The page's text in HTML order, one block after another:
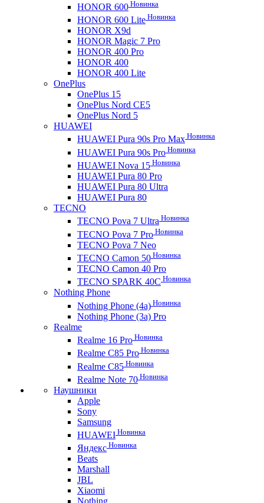
HONOR 600 Новинка
HONOR 600 Lite Новинка
HONOR X9d
HONOR Magic 7 Pro
HONOR 400 Pro
HONOR 400
HONOR 400 Lite
OnePlus
OnePlus 15
OnePlus Nord CE5
OnePlus Nord 5
HUAWEI
HUAWEI Pura 90s Pro Max Новинка
HUAWEI Pura 90s Pro Новинка
HUAWEI Nova 15 Новинка
HUAWEI Pura 80 Pro
HUAWEI Pura 80 Ultra
HUAWEI Pura 80
TECNO
TECNO Pova 7 Ultra Новинка
TECNO Pova 7 Pro Новинка
TECNO Pova 7 Neo
TECNO Camon 50 Новинка
TECNO Camon 40 Pro
TECNO SPARK 40C Новинка
Nothing Phone
Nothing Phone (4a) Новинка
Nothing Phone (3a) Pro
Realme
Realme 16 Pro Новинка
Realme C85 Pro Новинка
Realme C85 Новинка
Realme Note 70 Новинка
Наушники
Apple
Sony
Samsung
HUAWEI Новинка
Яндекс Новинка
Beats
Marshall
JBL
Xiaomi